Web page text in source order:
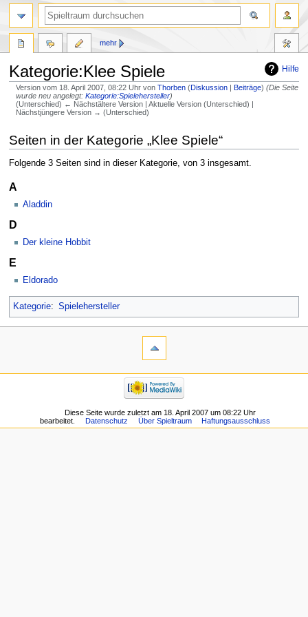
Hilfe
Kategorie:Klee Spiele
Version vom 18. April 2007, 08:22 Uhr vonThorben (Diskussion Beiträge) (Die Seite
wurde neu angelegt:Kategorie:Spielehersteller)
(Unterschied) ← Nächstältere Version | Aktuelle Version (Unterschied) |
Nächstjüngere Version → (Unterschied)
Navigation
springen
Suche
springen
Seiten in der Kategorie „Klee Spiele“
Folgende 3 Seiten sind in dieser Kategorie, von 3 insgesamt.
A
Aladdin
D
Der kleine Hobbit
E
Eldorado
Kategorie: Spielehersteller
mehr
Diese Seite wurde zuletzt am 18. April 2007 um 08:22 Uhr
bearbeitet.
Datenschutz Über Spieltraum Haftungsausschluss